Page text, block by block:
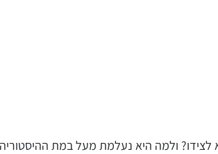
ולמה היא נעלמת מעל במת